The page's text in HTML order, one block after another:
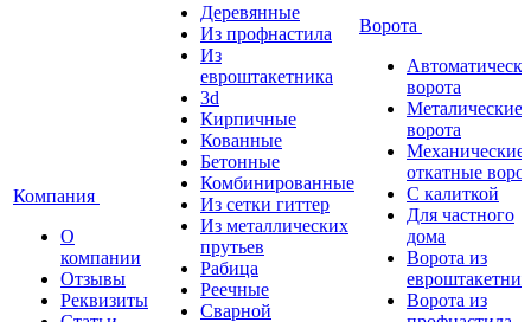
Компания
О
компании
Отзывы
Реквизиты
Деревянные
Из профнастила
Из
евроштакетника
3d
Кирпичные
Кованные
Бетонные
Комбинированные
Из сетки гиттер
Из металлических
прутьев
Рабица
Реечные
Сварной
Ворота
ворота
Металические
ворота
Механические
откатные
С калиткой
Для частного
дома
Ворота из
Ворота из